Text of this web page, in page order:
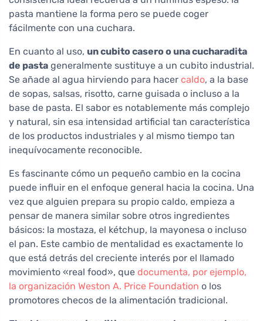
pasta mantiene la forma pero se puede coger
fácilmente con una cuchara.
En cuanto al uso, un cubito casero o una cucharadita
de pasta generalmente sustituye a un cubito industrial.
Se añade al agua hirviendo para hacer caldo, a la base
de sopas, salsas, risotto, carne guisada o incluso a la
base de pasta. El sabor es notablemente más complejo
y natural, sin esa intensidad artificial tan característica
de los productos industriales y al mismo tiempo tan
inequívocamente reconocible.
Es fascinante cómo un pequeño cambio en la cocina
puede influir en el enfoque general hacia la cocina. Una
vez que alguien prepara su propio caldo, empieza a
pensar de manera similar sobre otros ingredientes
básicos: la mostaza, el kétchup, la mayonesa o incluso
el pan. Este cambio de mentalidad es exactamente lo
que está detrás del creciente interés por el llamado
movimiento «real food», que documenta, por ejemplo,
la organización Weston A. Price Foundation o los
promotores checos de la alimentación tradicional.